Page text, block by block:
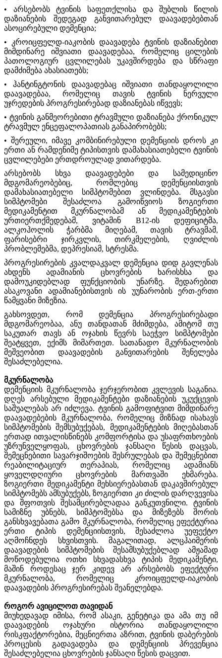
• არსებობს ტვინის საფეთქლისა და შუბლის წილის
დაზიანების შედეგად განვითარებულ დაავადებებთან
ასოცირებული დემენცია;
• კროიცფელდ-იაკობის დაავადება ტვინის დაზიანებით
მიმდინარე იშვიათი დაავადებაა, რომელიც ცილების
პათოლოგიურ ცვლილებას უკავშირდება და სწრაფი
დამძიმება ახასიათებს;
• ჰანტინგტონის დაავადებაც იშვიათი თანდაყოლილი
დაავადებაა, რომელიც თავის ტვინის ნერვული
უჯრედების პროგრესირებად დაზიანებას იწვევს;
• ტვინის განმეორებითი ტრავმული დაზიანება ქრონიკულ
ტრავმულ ენცეფალოპათიას განაპირობებს;
• შერეული, იმავე კომბინირებული დემენციის დროს კი
ერთი ან რამდენიმე ტიპისთვის დამახასიათებელი ტვინის
ცვლილებები ერთდროულად ვითარდება.
არსებობს სხვა დაავადებები და სამედიცინო
მდგომარეობებიც, რომლებიც დემენციისთვის
დამახასიათებელი სიმპტომებით ვლინდება. მსგავსი
სიმპტომები შესაძლოა გამოიწვიოს ზოგიერთი
მედიკამენტით მკურნალობამ ან მედიკამენტების
ურთიერთქმედებამ, ვიტამინ B12-ის დეფიციტმა,
ალკოჰოლის ჭარბმა მიღებამ, თავის ტრავმამ,
ფარისებრი ჯირკვლის, თირკმელების, ღვიძლის
პრობლემებმა, დეპრესიამ, სტრესმა.
პროგრესირების კვალდაკვალ დემენცია დიდ გავლენას
ახდენს ადამიანის ცხოვრების ხარისხსა და
დამოუკიდებლად ფუნქციობის უნარზე. შედარებით
ასაკოვანი ადამიანებისთვის ის უუნარობის ერთ-ერთი
წამყვანი მიზეზია.
გახსოვდეთ, რომ დემენცია პროგრესირებადი
მდგომარეობაა, ანუ თანდათან მძიმდება, ამიტომ თუ
საკუთარ თავს ან ოჯახის წევრს საეჭვო სიმპტომები
შეატყვეთ, ექიმს მიმართეთ. სათანადო მკურნალობის
მეშვეობით დაავადების განვითარების შენელება
შესაძლებელია.
მკურნალობა
დემენციის მკურნალობა ჯერჯერობით კვლევის საგანია.
დღეს არსებული მედიკამენტები დაზიანების უკუქცევის
საშუალებას არ იძლევა. ტვინის გამოფიტვით მიმდინარე
დაავადებების მკურნალობა, რომელიც მიზნად ისახავს
სიმპტომების შემსუბუქებას, მედიკამენტების მიღებასთან
ერთად ითვალისწინებს კომფორტისა და უსაფრთხოების
უზრუნველყოფას, ცხოვრების ჯანსაღი წესის დაცვას,
შემეცნებითი სავარჯიშოების შესრულებას და შემეცნებით
რეაბილიტაციურ თერაპიას, რომელიც ადამიანს
ყოველდღიური ცხოვრების მართვაში ეხმარება.
ზოგიერთი მედიკამენტი მეხსიერებასთან დაკავშირებულ
სიმპტომებს ამსუბუქებს, ზოგიერთი კი ძილის დარღვევისა
და შფოთვის შესამცირებლადაა განკუთვნილი. ტვინის
სამიზნე უბნებს, სიმპტომებსა და მიზეზებს შორის
განსხვავებათა გამო მკურნალობა, რომელიც ეფექტურია
ერთი ტიპის დემენციისთვის, შესაძლოა უეფექტო
აღმოჩნდეს სხვისთვის. მაგალითად, ალცჰაიმერის
დაავადების სიმპტომების შესამსუბუქებლად ამჟამად
მოწოდებულია ოთხი სხვადასხვა ტიპის მედიკამენტი,
მაშინ როდესაც ჯერ კიდევ არ არსებობს ეფექტური
მკურნალობა, რომელიც კროიცფელდ-იაკობის
დაავადების პროგრესირებას შეანელებდა.
როგორ ავიცილოთ თავიდან
მიუხედავად იმისა, რომ ასაკი, გენეტიკა და ამა თუ იმ
დაავადების ოჯახური ისტორია თანდაყოლილი
რისკფაქტორებია, მეცნიერთა აზრით, ტვინის დაბერების
პროცესის გადავადება და დემენციის პრევენცია
შესაძლებელია ცხოვრების ჯანსაღი წესის დაცვით.